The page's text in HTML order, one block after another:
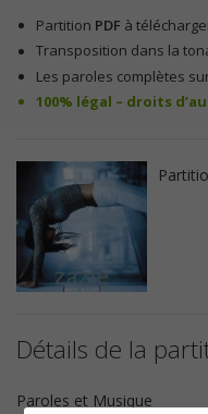
Partition PDF à
Transposition dans la
Les paroles complètes
100% légal – droits
Détails de la
Paroles et Musique